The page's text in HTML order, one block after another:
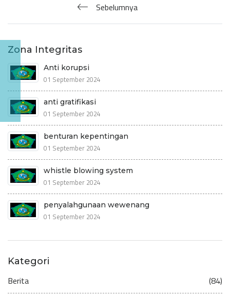
Sebelumnya
Zona Integritas
Anti korupsi
01 September 2024
anti gratifikasi
01 September 2024
benturan kepentingan
01 September 2024
whistle blowing system
01 September 2024
penyalahgunaan wewenang
01 September 2024
Kategori
Berita (84)